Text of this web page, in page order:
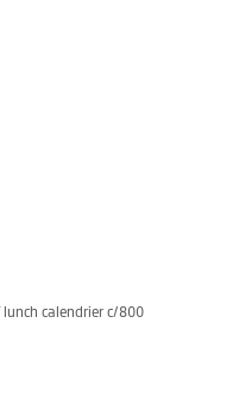
calendrier c/800